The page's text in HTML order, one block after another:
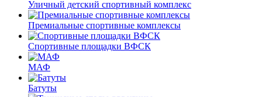
Уличный детский спортивный комплекс
Премиальные спортивные комплексы
Спортивные площадки ВФСК
МАФ
Батуты